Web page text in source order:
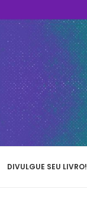
DIVULGUE SEU LIVRO!